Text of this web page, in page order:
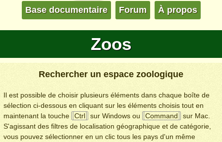
Base documentaire Forum À propos
Zoos
Rechercher un espace zoologique
Il est possible de choisir plusieurs éléments dans chaque boîte de
sélection ci-dessous en cliquant sur les éléments choisis tout en
maintenant la touche
Ctrl sur Windows ou Command
sur Mac.
S'agissant des filtres de localisation géographique et de catégorie,
vous pouvez sélectionner en un clic tous les pays d'un même